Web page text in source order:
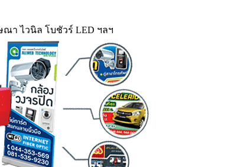
า ไวนิล โบชัวร์ LED ฯลฯ